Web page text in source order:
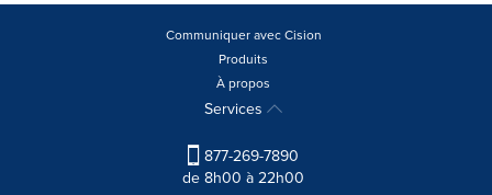
Communiquer avec Cision
Produits
À propos
Services
877-269-7890
de 8h00 à 22h00